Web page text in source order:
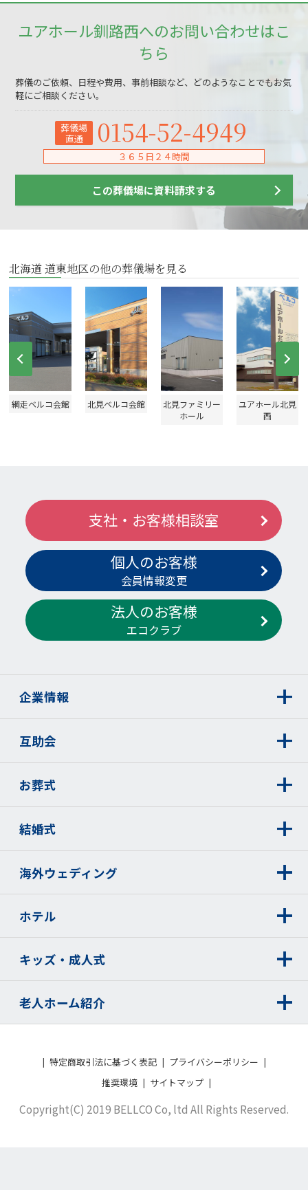
ユアホール釧路西へのお問い合わせはこ
ちら
葬儀のご依頼、日程や費用、事前相談など、どのようなことでもお気
軽にご相談ください。
葬儀場
直通
0154-52-4949
３６５日２４時間
この葬儀場に資料請求する
北海道 道東地区の他の葬儀場を見る
網走ベルコ会館 北見ベルコ会館
北見ファミリー
ホール
ユアホール北見
西
Prev
支社・お客様相談室
個人のお客様
会員情報変更
法人のお客様
エコクラブ
企業情報
互助会
お葬式
結婚式
海外ウェディング
ホテル
キッズ・成人式
老人ホーム紹介
特定商取引法に基づく表記
プライバシーポリシー
推奨環境
サイトマップ
Copyright(C) 2019 BELLCO Co, ltd All Rights Reserved.